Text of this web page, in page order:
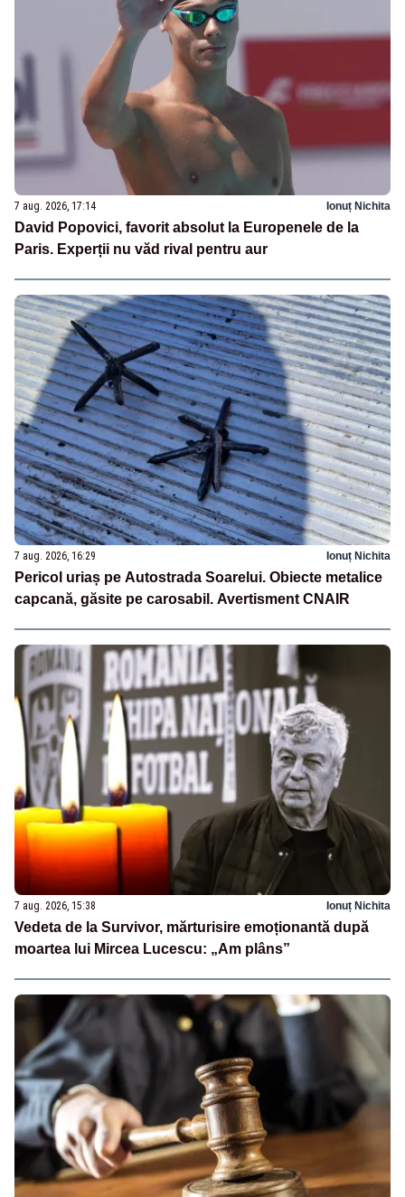
7 aug. 2026, 17:14 Ionuț Nichita
David Popovici, favorit absolut la Europenele de la
Paris. Experții nu văd rival pentru aur
7 aug. 2026, 16:29 Ionuț Nichita
Pericol uriaș pe Autostrada Soarelui. Obiecte metalice
capcană, găsite pe carosabil. Avertisment CNAIR
7 aug. 2026, 15:38 Ionuț Nichita
Vedeta de la Survivor, mărturisire emoționantă după
moartea lui Mircea Lucescu: „Am plâns”